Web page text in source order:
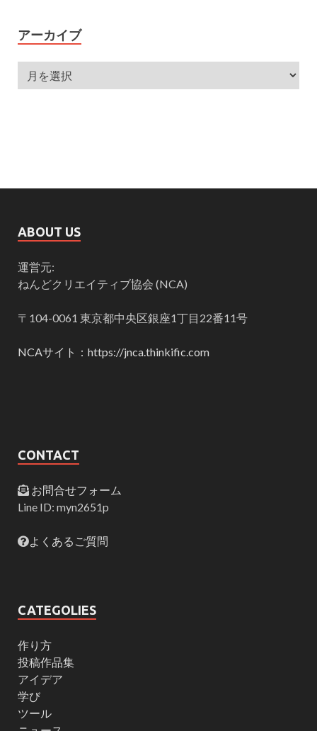
アーカイブ
ABOUT US
運営元:
ねんどクリエイティブ協会 (NCA)
〒104-0061 東京都中央区銀座1丁目22番11号
NCAサイト：https://jnca.thinkific.com
CONTACT
お問合せフォーム
Line ID: myn2651p
よくあるご質問
CATEGOLIES
作り方
投稿作品集
アイデア
学び
ツール